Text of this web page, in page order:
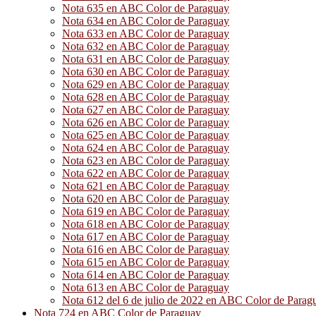
Nota 635 en ABC Color de Paraguay
Nota 634 en ABC Color de Paraguay
Nota 633 en ABC Color de Paraguay
Nota 632 en ABC Color de Paraguay
Nota 631 en ABC Color de Paraguay
Nota 630 en ABC Color de Paraguay
Nota 629 en ABC Color de Paraguay
Nota 628 en ABC Color de Paraguay
Nota 627 en ABC Color de Paraguay
Nota 626 en ABC Color de Paraguay
Nota 625 en ABC Color de Paraguay
Nota 624 en ABC Color de Paraguay
Nota 623 en ABC Color de Paraguay
Nota 622 en ABC Color de Paraguay
Nota 621 en ABC Color de Paraguay
Nota 620 en ABC Color de Paraguay
Nota 619 en ABC Color de Paraguay
Nota 618 en ABC Color de Paraguay
Nota 617 en ABC Color de Paraguay
Nota 616 en ABC Color de Paraguay
Nota 615 en ABC Color de Paraguay
Nota 614 en ABC Color de Paraguay
Nota 613 en ABC Color de Paraguay
Nota 612 del 6 de julio de 2022 en ABC Color de
Nota 724 en ABC Color de Paraguay